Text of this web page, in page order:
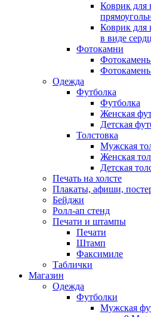
Коврик
Коврик
в виде
Фотокамни
Одежда
Футболка
Футболка
Женская
Детская
Толстовка
Мужская
Женская
Детская
Печать на холсте
Плакаты, афиши,
Бейджи
Ролл-ап стенд
Печати и штампы
Печати
Штамп
Факсимиле
Таблички
Магазин
Одежда
Футболки
Мужская